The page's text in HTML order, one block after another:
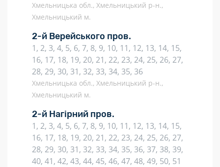
Хмельницька обл., Хмельницький р-н.,
Хмельницький м.
2-й Верейського пров.
1, 2, 3, 4, 5, 6, 7, 8, 9, 10, 11, 12, 13, 14, 15,
16, 17, 18, 19, 20, 21, 22, 23, 24, 25, 26, 27,
28, 29, 30, 31, 32, 33, 34, 35, 36
Хмельницька обл., Хмельницький р-н.,
Хмельницький м.
2-й Нагірний пров.
1, 2, 3, 4, 5, 6, 7, 8, 9, 10, 11, 12, 13, 14, 15,
16, 17, 18, 19, 20, 21, 22, 23, 24, 25, 26, 27,
28, 29, 30, 31, 32, 33, 34, 35, 36, 37, 38, 39,
40, 41, 42, 43, 44, 45, 46, 47, 48, 49, 50, 51